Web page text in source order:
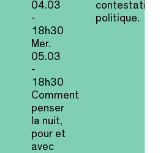
04.03
-
18h30
Mer.
05.03
-
18h30
Comment
penser
la nuit,
pour et
avec
contestation
politique.